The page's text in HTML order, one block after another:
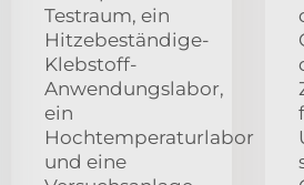
Testraum, ein
Hitzebeständige-
Klebstoff-
Anwendungslabor,
ein
Hochtemperaturlabor
und eine